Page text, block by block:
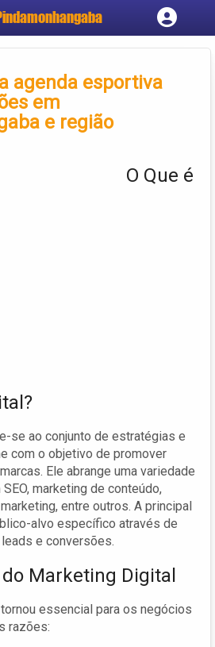
Cadastrar empresa
Criar conta
agenda esportiva
em
e região
O Que é
se ao conjunto de estratégias e
com o objetivo de promover
Ele abrange uma variedade
marketing de conteúdo,
entre outros. A principal
alvo específico através de
e conversões.
Marketing Digital
essencial para os negócios
razões: